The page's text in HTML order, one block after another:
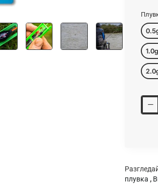
плувка ,